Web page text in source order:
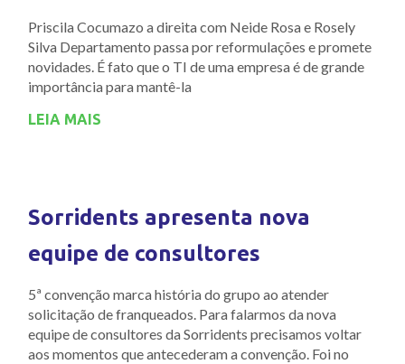
Priscila Cocumazo a direita com Neide Rosa e Rosely
Silva Departamento passa por reformulações e promete
novidades. É fato que o TI de uma empresa é de grande
importância para mantê-la
LEIA MAIS
Sorridents apresenta nova
equipe de consultores
5ª convenção marca história do grupo ao atender
solicitação de franqueados. Para falarmos da nova
equipe de consultores da Sorridents precisamos voltar
aos momentos que antecederam a convenção. Foi no